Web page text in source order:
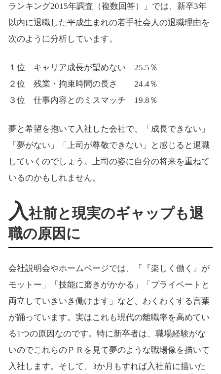
ランキング2015年調査（複数回答）」では、新卒3年
以内に退職した平成生まれの若手社会人の退職理由を
次のように分析しています。
１位 キャリア成長が望めない 25.5％
２位 残業・拘束時間の長さ 24.4％
３位 仕事内容とのミスマッチ 19.8％
夢と希望を抱いて入社した会社で、「成長できない」
「夢がない」「上司が尊敬できない」と感じると退職
していくのでしょう。上司の姿に自分の将来を重ねて
いるのかもしれません。
入社前と現実のギャップも退
職の原因に
会社説明会やホームページでは、「『楽しく働く』が
モットー」「技能に磨きがかかる」「プライベートと
両立していきいき働けます」など、わくわくする言葉
が踊っています。実はこれも現代の離職率を高めてい
る1つの原因なのです。特に新卒者は、職場経験がな
いのでこれらのＰＲを見て夢のような職場像を描いて
入社します。そして、3か月もすれば入社前に描いた